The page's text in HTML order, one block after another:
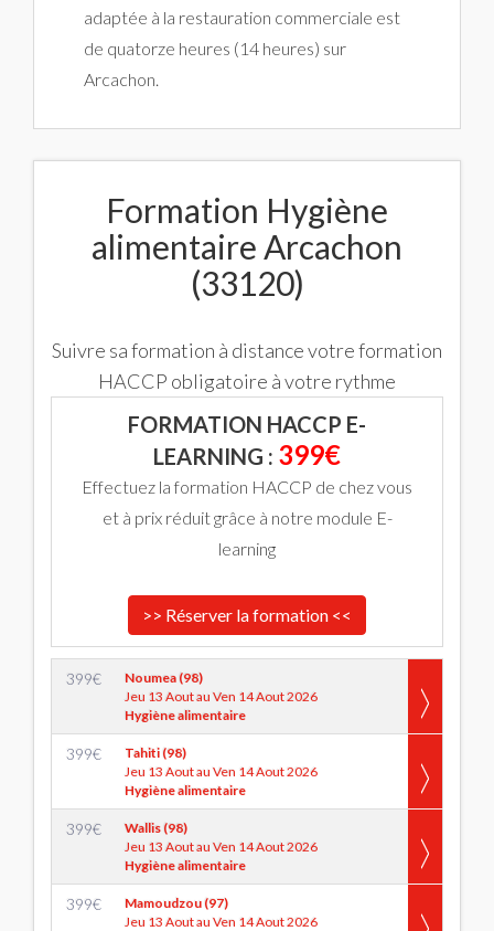
adaptée à la restauration commerciale est
de quatorze heures (14 heures) sur
Arcachon.
Formation Hygiène
alimentaire Arcachon
(33120)
Suivre sa formation à distance votre formation
HACCP obligatoire à votre rythme
FORMATION HACCP E-
LEARNING : 399€
Effectuez la formation HACCP de chez vous
et à prix réduit grâce à notre module E-
learning
>> Réserver la formation <<
399€
Noumea (98)
Jeu 13 Aout au Ven 14 Aout 2026
Hygiène alimentaire
399€
Tahiti (98)
Jeu 13 Aout au Ven 14 Aout 2026
Hygiène alimentaire
399€
Wallis (98)
Jeu 13 Aout au Ven 14 Aout 2026
Hygiène alimentaire
399€
Mamoudzou (97)
Jeu 13 Aout au Ven 14 Aout 2026